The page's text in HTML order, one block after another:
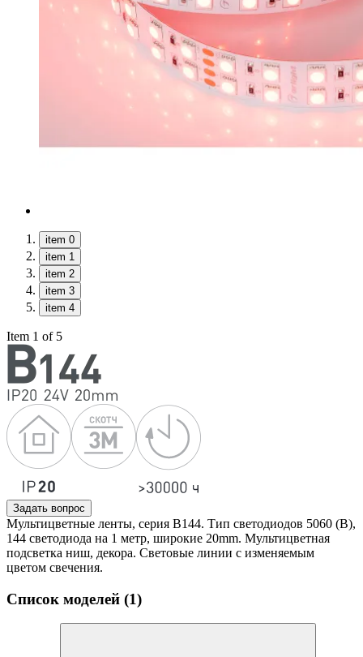
item 0
item 1
item 2
item 3
item 4
Item 1 of 5
Задать вопрос
Мультицветные ленты, серия B144. Тип светодиодов 5060 (B),
144 светодиода на 1 метр, широкие 20mm. Мультицветная
подсветка ниш, декора. Световые линии с изменяемым
цветом свечения.
Список моделей (1)